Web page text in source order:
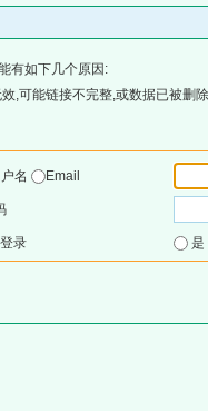
有如下几个原因:
,可能链接不完整,或数据已被删
户名
Email
录